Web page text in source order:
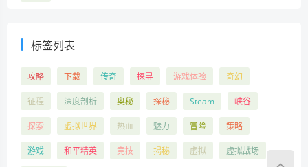
标签列表
攻略 下载 传奇 探寻 游戏体验 奇幻
征程 深度剖析 奥秘 探秘 Steam 峡谷
探索 虚拟世界 热血 魅力 冒险 策略
游戏 和平精英 竞技 揭秘 虚拟 虚拟战场